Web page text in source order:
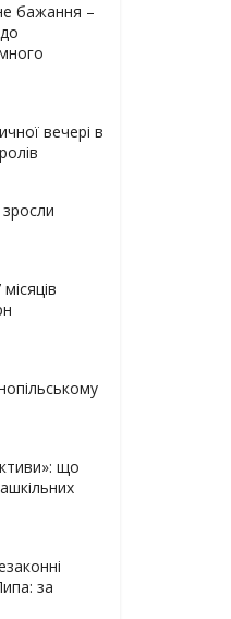
бажання –
вечері в
що
за